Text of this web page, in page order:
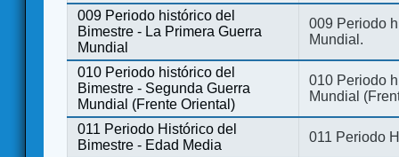
009 Periodo histórico del
Bimestre - La Primera Guerra
Mundial
009 Periodo
Mundial.
010 Periodo histórico del
Bimestre - Segunda Guerra
Mundial (Frente Oriental)
010 Periodo
Mundial
011 Periodo Histórico del
Bimestre - Edad Media
011 Periodo